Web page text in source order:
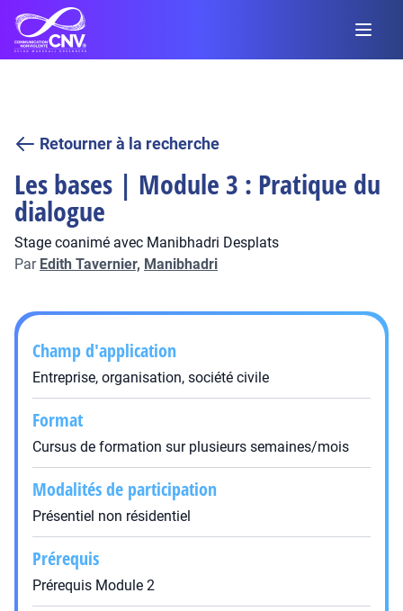
Retourner à la recherche
Les bases | Module 3 : Pratique du
dialogue
Stage coanimé avec Manibhadri Desplats
Par Edith Tavernier, Manibhadri
Champ d'application
Entreprise, organisation, société civile
Format
Cursus de formation sur plusieurs semaines/mois
Modalités de participation
Présentiel non résidentiel
Prérequis
Prérequis Module 2